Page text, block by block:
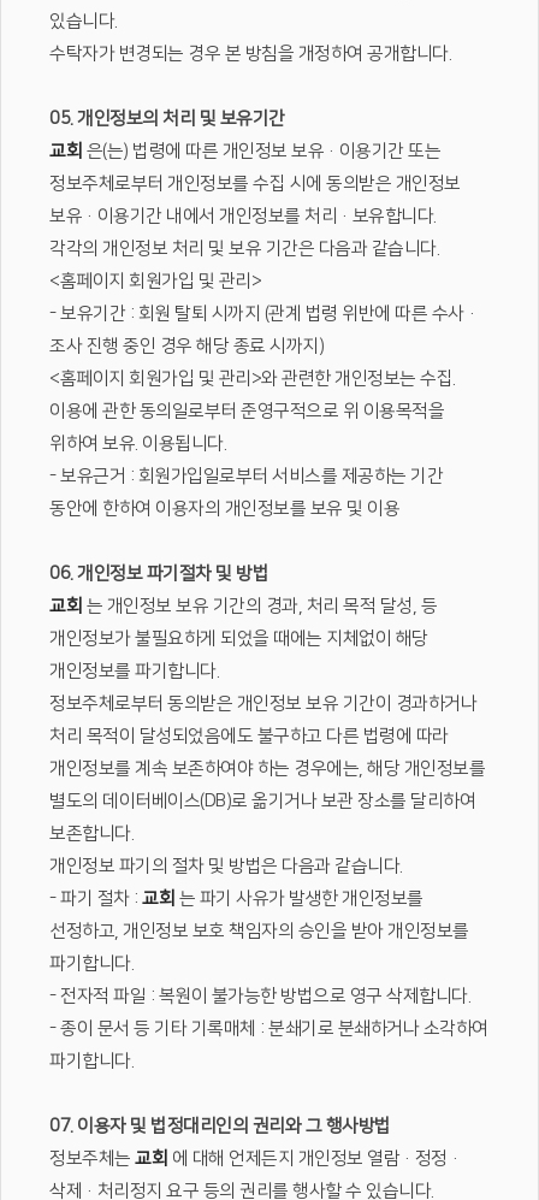
있습니다.
수탁자가 변경되는 경우 본 방침을 개정하여 공개합니다.
05. 개인정보의 처리 및 보유기간
교회 은(는) 법령에 따른 개인정보 보유·이용기간 또는
정보주체로부터 개인정보를 수집 시에 동의받은 개인정보
보유·이용기간 내에서 개인정보를 처리·보유합니다.
각각의 개인정보 처리 및 보유 기간은 다음과 같습니다.
<홈페이지 회원가입 및 관리>
- 보유기간 : 회원 탈퇴 시까지 (관계 법령 위반에 따른 수사·
조사 진행 중인 경우 해당 종료 시까지)
<홈페이지 회원가입 및 관리>와 관련한 개인정보는 수집.
이용에 관한 동의일로부터 준영구적으로 위 이용목적을
위하여 보유. 이용됩니다.
- 보유근거 : 회원가입일로부터 서비스를 제공하는 기간
동안에 한하여 이용자의 개인정보를 보유 및 이용
06. 개인정보 파기절차 및 방법
교회 는 개인정보 보유 기간의 경과, 처리 목적 달성, 등
개인정보가 불필요하게 되었을 때에는 지체없이 해당
개인정보를 파기합니다.
정보주체로부터 동의받은 개인정보 보유 기간이 경과하거나
처리 목적이 달성되었음에도 불구하고 다른 법령에 따라
개인정보를 계속 보존하여야 하는 경우에는, 해당 개인정보를
별도의 데이터베이스(DB)로 옮기거나 보관 장소를 달리하여
보존합니다.
개인정보 파기의 절차 및 방법은 다음과 같습니다.
- 파기 절차 : 교회 는 파기 사유가 발생한 개인정보를
선정하고, 개인정보 보호 책임자의 승인을 받아 개인정보를
파기합니다.
- 전자적 파일 : 복원이 불가능한 방법으로 영구 삭제합니다.
- 종이 문서 등 기타 기록매체 : 분쇄기로 분쇄하거나 소각하여
파기합니다.
07. 이용자 및 법정대리인의 권리와 그 행사방법
정보주체는 교회 에 대해 언제든지 개인정보 열람·정정·
삭제·처리정지 요구 등의 권리를 행사할 수 있습니다.